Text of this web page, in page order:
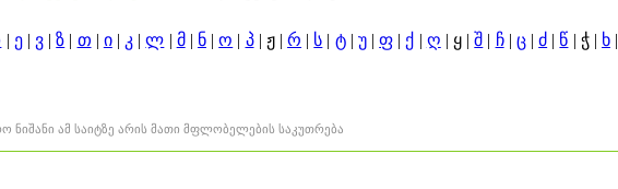
| ე| ვ|ზ | თ | ი| კ |ლ | მ| ნ|ო | პ| ჟ |რ | ს | ტ| უ|ფ | ქ | ღ | ყ |შ | ჩ| ც|ძ | წ | ჭ | ხ |
ნიშანი ამ საიტზე არის მათი მფლობელების საკუთრება